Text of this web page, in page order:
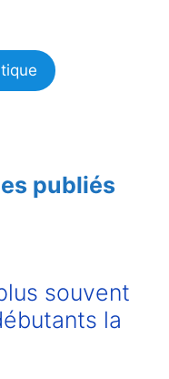
publiés
souvent
la